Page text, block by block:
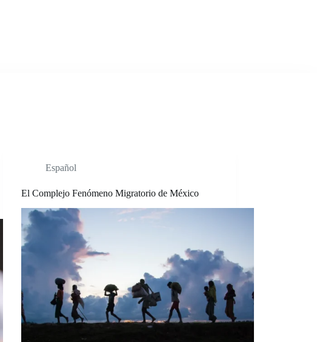
Español
El Complejo Fenómeno Migratorio de México